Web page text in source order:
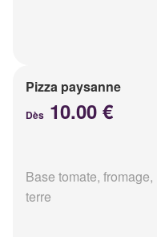
Pizza paysanne
Dès 10.00 €
Base tomate,
terre